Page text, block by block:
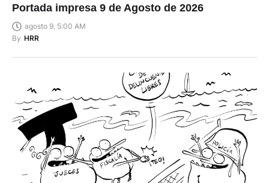
Portada impresa 9 de Agosto de 2026
agosto 9, 5:00 AM
By HRR